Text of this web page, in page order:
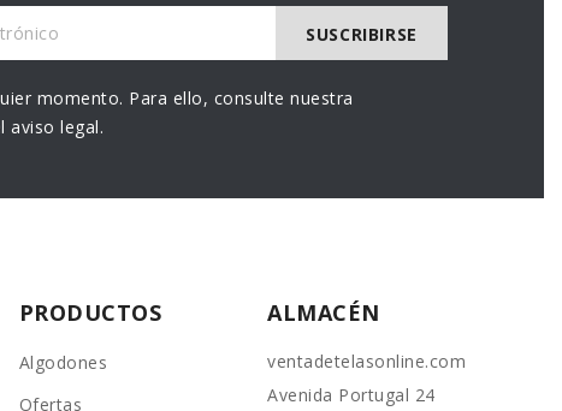
momento. Para ello, consulte nuestra
aviso legal.
PRODUCTOS
Algodones
Ofertas
ALMACÉN
ventadetelasonline.com
Avenida Portugal 24